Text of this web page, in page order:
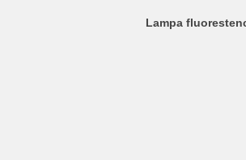
Lampa